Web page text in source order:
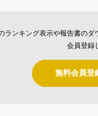
ランキング表示や報告書のダ
会員登録
無料会員登